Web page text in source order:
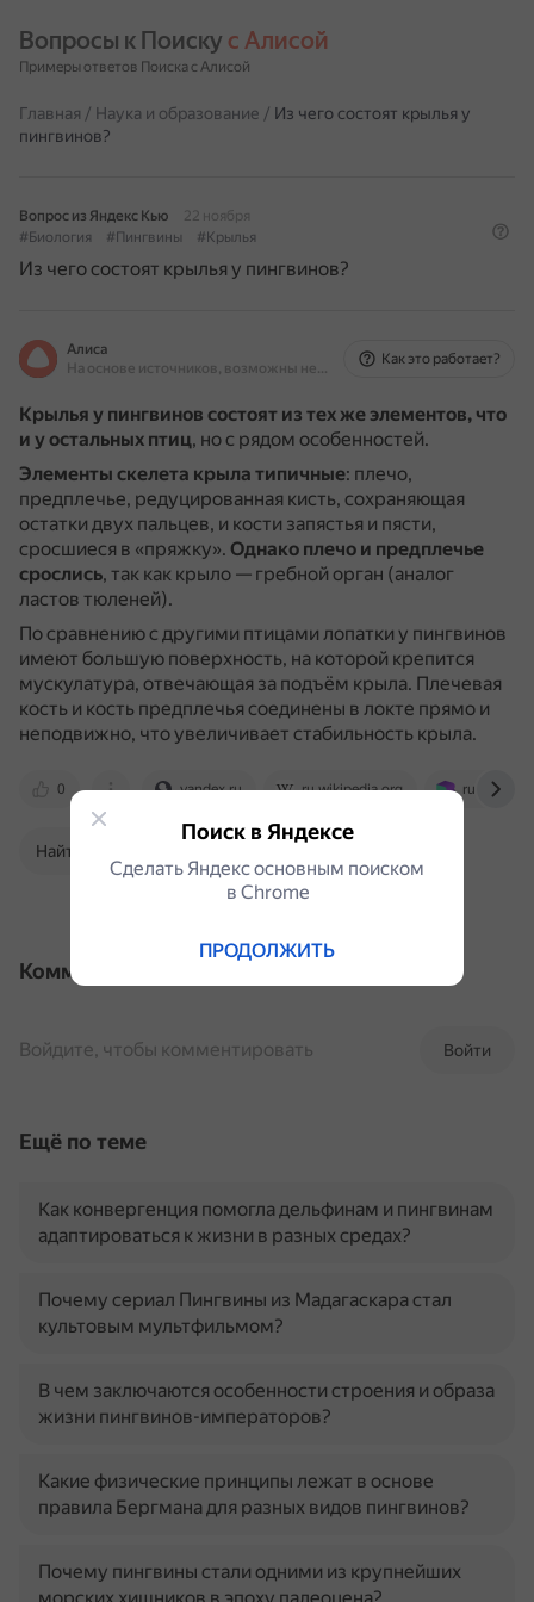
Вопросы к Поиску с Алисой
Примеры ответов Поиска с Алисой
Главная / Наука и образование / Из чего состоят крылья у
пингвинов?
Вопрос из Яндекс Кью
22 ноября
#Биология
#Пингвины #Крылья
Из чего состоят крылья у пингвинов?
Алиса
На основе источников, возможны неточности
Как это работает?
Крылья у пингвинов состоят из тех же элементов, что
и у остальных птиц, но с рядом особенностей.
Элементы скелета крыла типичные: плечо,
предплечье, редуцированная кисть, сохраняющая
остатки двух пальцев, и кости запястья и пясти,
сросшиеся в «пряжку». Однако плечо и предплечье
срослись, так как крыло — гребной орган (аналог
ластов тюленей).
По сравнению с другими птицами лопатки у пингвинов
имеют большую поверхность, на которой крепится
мускулатура, отвечающая за подъём крыла. Плечевая
кость и кость предплечья соединены в локте прямо и
неподвижно, что увеличивает стабильность крыла.
0 yandex.ru ru.wikipedia.org ru.ruwiki.ru
Найти в Поиске
Комментарии
Войти
Войдите, чтобы комментировать
Ещё по теме
Как конвергенция помогла дельфинам и пингвинам
адаптироваться к жизни в разных средах?
Почему сериал Пингвины из Мадагаскара стал
культовым мультфильмом?
В чем заключаются особенности строения и образа
жизни пингвинов-императоров?
Какие физические принципы лежат в основе
правила Бергмана для разных видов пингвинов?
Почему пингвины стали одними из крупнейших
Поиск в Яндексе
Сделать Яндекс основным поиском
в Сhrome
ПРОДОЛЖИТЬ